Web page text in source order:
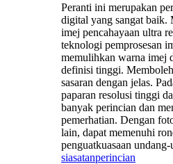
Peranti ini merupakan
digital yang sangat baik.
imej pencahayaan ultra
teknologi pemprosesan
memulihkan warna imej
definisi tinggi.
sasaran dengan jelas.
paparan resolusi tinggi
banyak perincian dan
pemerhatian. Dengan
lain, dapat memenuhi
penguatkuasaan
siasatanperincian